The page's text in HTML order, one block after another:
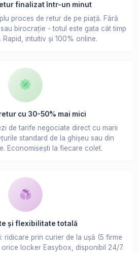
finalizat într-un minut
proces de retur de pe piață. Fără
birocrație - totul este gata cât timp
intuitiv și 100% online.
cu 30-50% mai mici
de tarife negociate direct cu marii
standard de la ghișeu sau din
Economisești la fiecare colet.
și flexibilitate totală
ridicare prin curier de la ușă (5 firme
locker Easybox, disponibil 24/7.